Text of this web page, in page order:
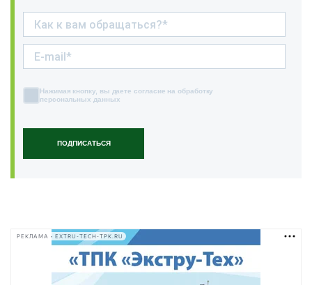
ПОДПИСАТЬСЯ
Нажимая кнопку, вы даете согласие на обработку
персональных данных
РЕКЛАМА • EXTRU-TECH-TPK.RU